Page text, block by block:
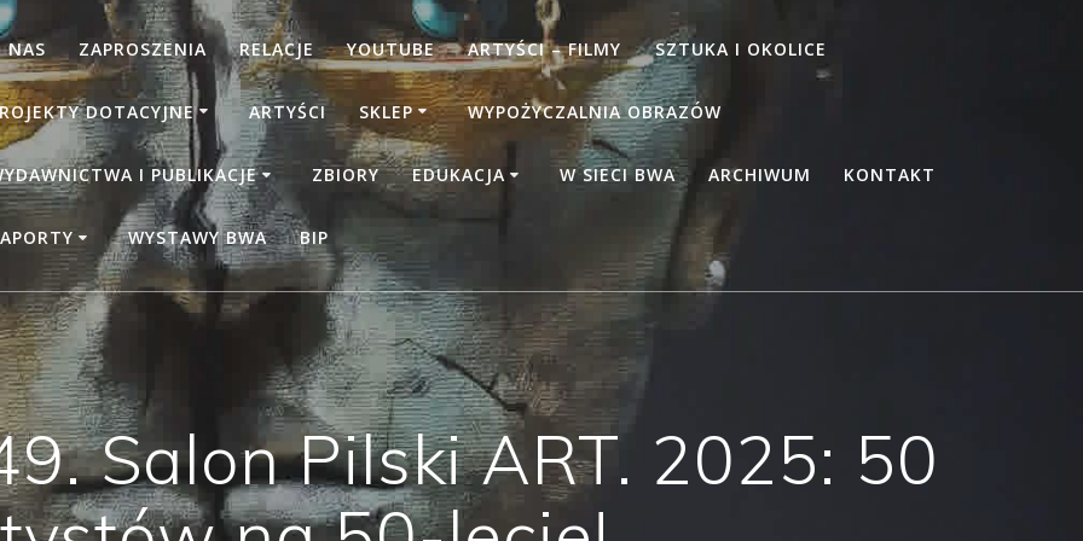
NAS ZAPROSZENIA RELACJE YOUTUBE ARTYŚCI – FILMY SZTUKA I OKOLICE
DOTACYJNE ARTYŚCI SKLEP WYPOŻYCZALNIA OBRAZÓW
I PUBLIKACJE ZBIORY EDUKACJA W SIECI BWA ARCHIWUM KONTAKT
WYSTAWY BWA BIP
Salon Pilski ART. 2025: 50